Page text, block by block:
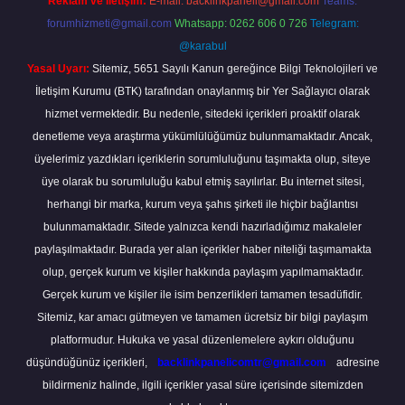
forumhizmeti@gmail.com Whatsapp: 0262 606 0 726 Telegram:
@karabul
Yasal Uyarı: Sitemiz, 5651 Sayılı Kanun gereğince Bilgi Teknolojileri ve
İletişim Kurumu (BTK) tarafından onaylanmış bir Yer Sağlayıcı olarak
hizmet vermektedir. Bu nedenle, sitedeki içerikleri proaktif olarak
denetleme veya araştırma yükümlülüğümüz bulunmamaktadır. Ancak,
üyelerimiz yazdıkları içeriklerin sorumluluğunu taşımakta olup, siteye
üye olarak bu sorumluluğu kabul etmiş sayılırlar. Bu internet sitesi,
herhangi bir marka, kurum veya şahıs şirketi ile hiçbir bağlantısı
bulunmamaktadır. Sitede yalnızca kendi hazırladığımız makaleler
paylaşılmaktadır. Burada yer alan içerikler haber niteliği taşımamakta
olup, gerçek kurum ve kişiler hakkında paylaşım yapılmamaktadır.
Gerçek kurum ve kişiler ile isim benzerlikleri tamamen tesadüfidir.
Sitemiz, kar amacı gütmeyen ve tamamen ücretsiz bir bilgi paylaşım
platformudur. Hukuka ve yasal düzenlemelere aykırı olduğunu
düşündüğünüz içerikleri,
backlinkpanelicomtr@gmail.com
adresine
bildirmeniz halinde, ilgili içerikler yasal süre içerisinde sitemizden